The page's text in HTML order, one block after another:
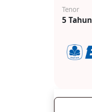
Tenor
5 Tahun